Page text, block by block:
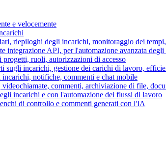
e velocemente
riepiloghi degli incarichi, monitoraggio dei
integrazione API, per l'automazione avanzata
ruoli, autorizzazioni di accesso
sugli incarichi, gestione dei carichi di lavoro,
notifiche, commenti e chat mobile
commenti, archiviazione di file,
incarichi e con l'automazione dei flussi di lavoro
di controllo e commenti generati con l'IA